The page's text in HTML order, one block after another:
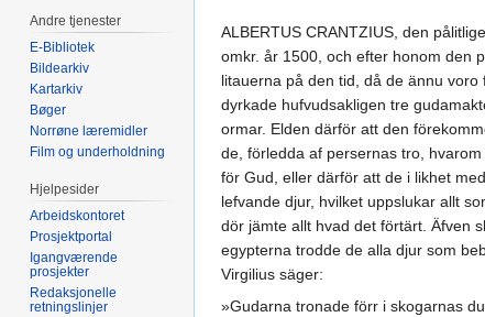
ALBERTUS CRANTZIUS, den
omkr. år 1500, och efter honom den
litauerna på den tid, då de ännu
dyrkade hufvudsakligen tre
ormar. Elden därför att den
de, förledda af persernas tro,
för Gud, eller därför att de i likhet
lefvande djur, hvilket uppslukar allt
dör jämte allt hvad det förtärt. Äfven
egypterna trodde de alla djur som
Virgilius säger:
»Gudarna tronade förr i skogarnas
Andre tjenester
E-Bibliotek
Bildearkiv
Kartarkiv
Bøger
Norrøne læremidler
Film og underholdning
Hjelpesider
Arbeidskontoret
Prosjektportal
Igangværende
prosjekter
Redaksjonelle
retningslinjer